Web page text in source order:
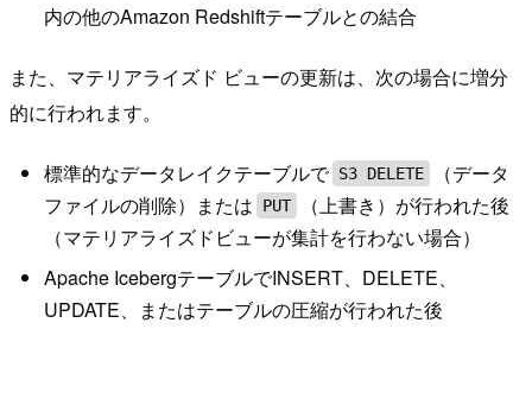
内の他のAmazon Redshiftテーブルとの結合
また、マテリアライズド ビューの更新は、次の場合に増分
的に行われます。
標準的なデータレイクテーブルで S3 DELETE
（データ
ファイルの削除）または
PUT
（上書き）が行われた後
（マテリアライズドビューが集計を行わない場合）
Apache IcebergテーブルでINSERT、DELETE、
UPDATE、またはテーブルの圧縮が行われた後